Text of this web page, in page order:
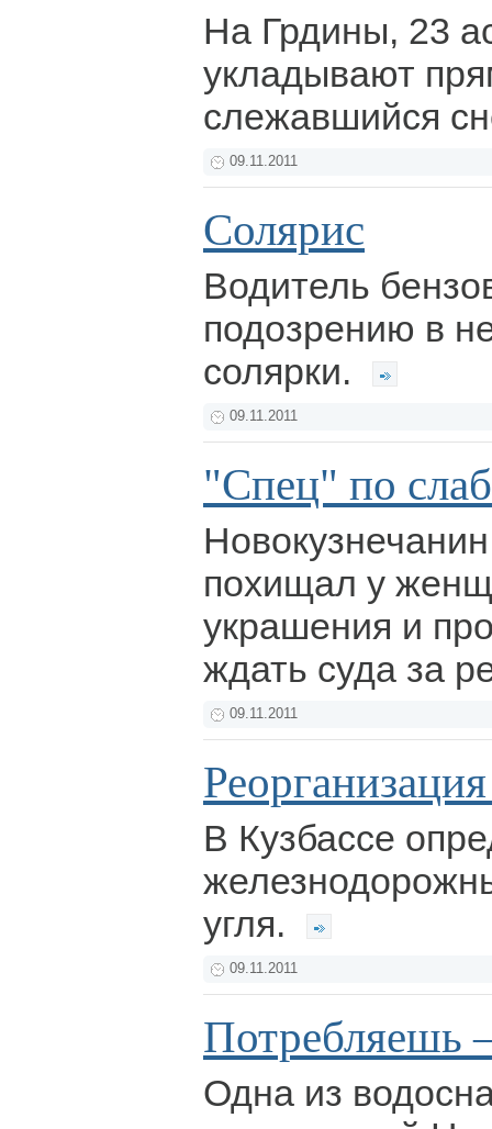
На Грдины, 23
укладывают
слежавшийся
09.11.2011
Солярис
Водитель
подозрению в
солярки.
09.11.2011
"Спец" по
похищал у
украшения и
ждать суда за
09.11.2011
В Кузбассе
угля.
09.11.2011
Потребляешь
Одна из